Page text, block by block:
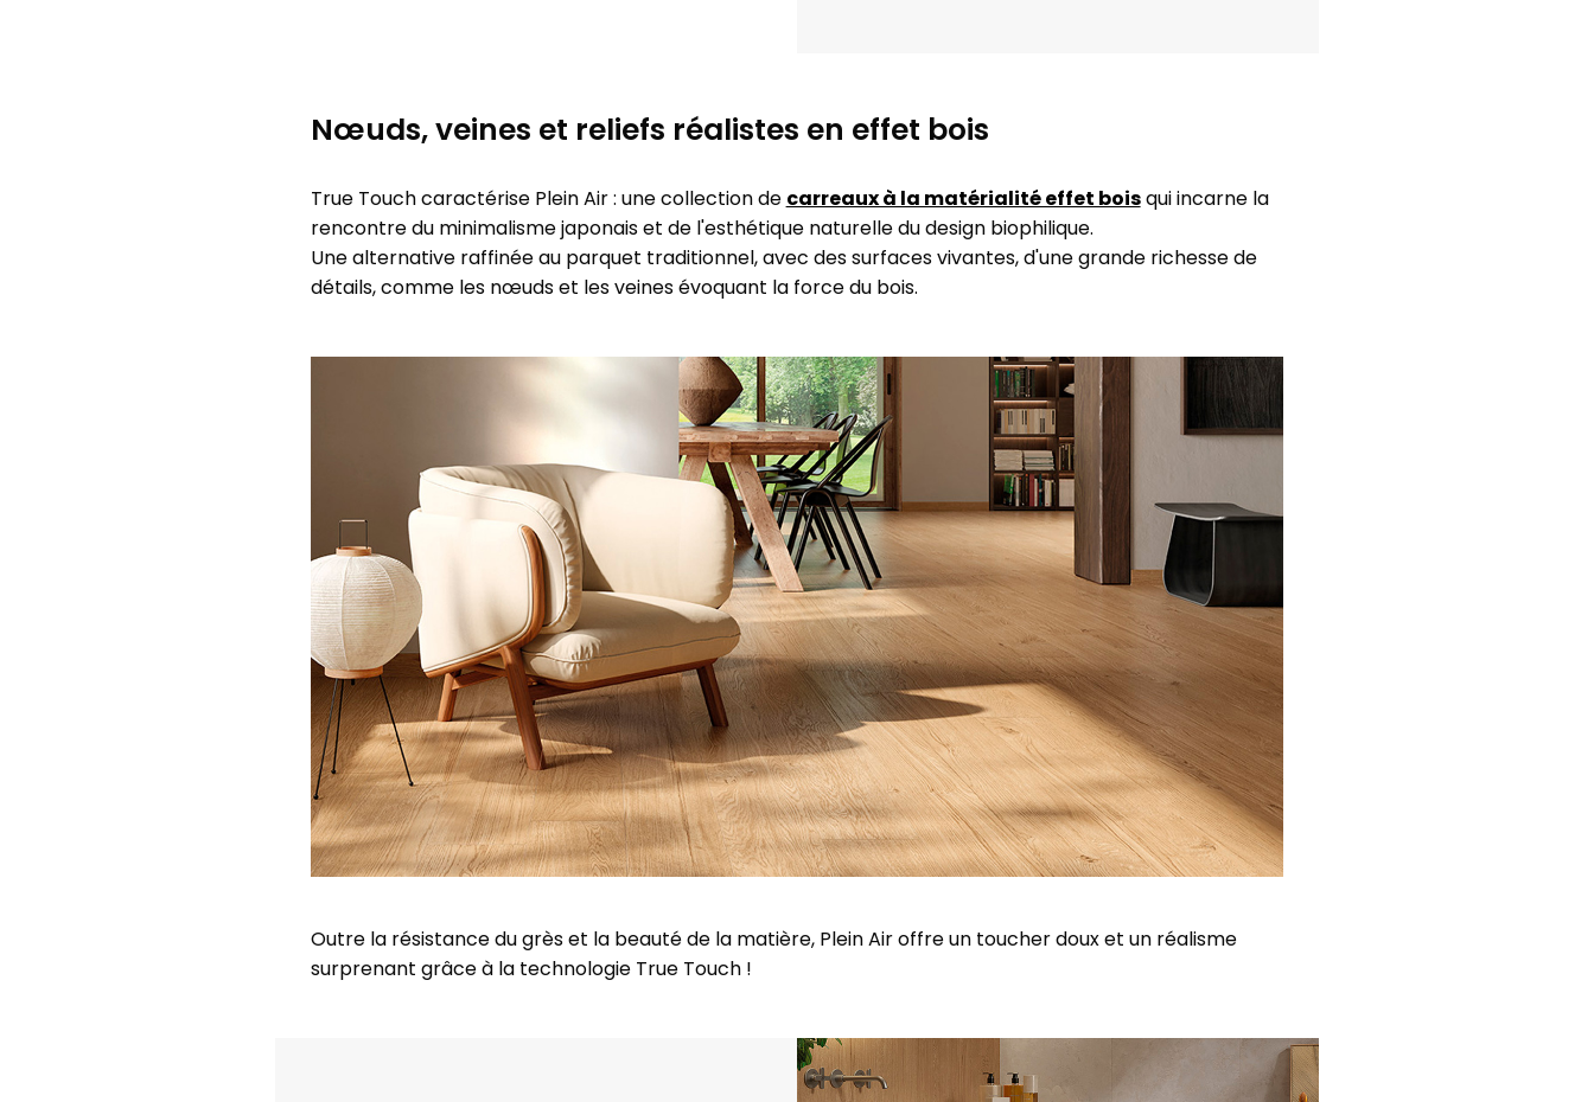
Nœuds, veines et reliefs réalistes en effet bois
True Touch caractérise Plein Air : une collection de carreaux à la matérialité effet boisqui incarne la
rencontre du minimalisme japonais et de l'esthétique naturelle du design biophilique.
Une alternative raffinée au parquet traditionnel, avec des surfaces vivantes, d'une grande richesse de
détails, comme les nœuds et les veines évoquant la force du bois.
Outre la résistance du grès et la beauté de la matière, Plein Air offre un toucher doux et un réalisme
surprenant grâce à la technologie True Touch !